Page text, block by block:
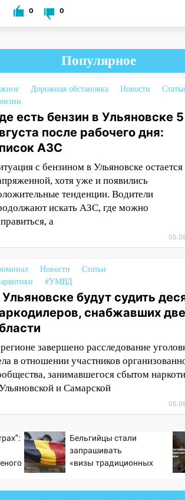
0 0
Популярное
Дорожная обстановка Новости
Статьи
есть бензин в Ульяновске 5
после рабочего дня:
АЗС
с бензином в Ульяновске остается
хотя уже и появились
тенденции. Водители
искать АЗС, где можно
а
Новости
Статьи
#УМВД
Ульяновске будут судить
снабжавших две
завершено расследование
в отношении участников
занимавшегося сбытом
и Самарской
Бельгийцы стали
запрашивать
«визы традиционных